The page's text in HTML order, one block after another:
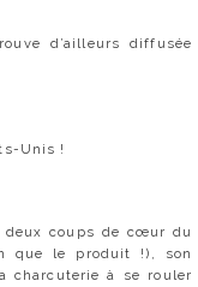
d’ailleurs diffusée
Unis !
deux coups de cœur du
que le produit !), son
charcuterie à se rouler